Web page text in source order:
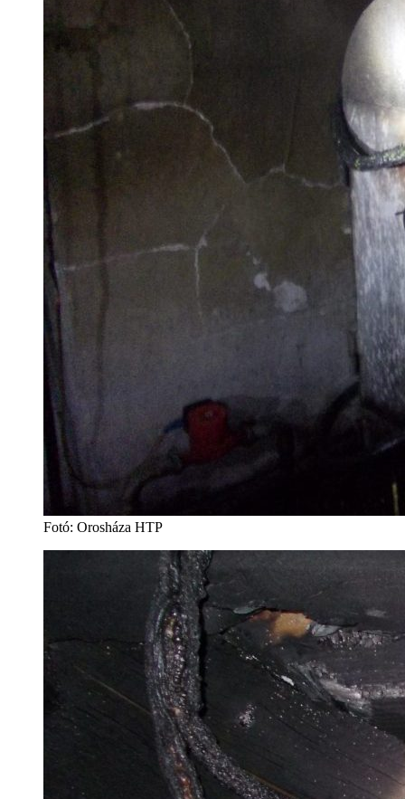
Fotó: Orosháza HTP